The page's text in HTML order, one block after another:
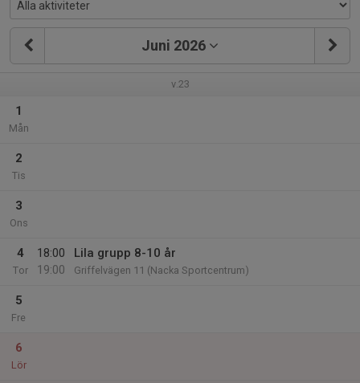
Juni 2026
v.23
1
Mån
2
Tis
3
Ons
4
Tor
18:00
19:00
Lila grupp 8-10 år
Griffelvägen 11 (Nacka Sportcentrum)
5
Fre
6
Lör